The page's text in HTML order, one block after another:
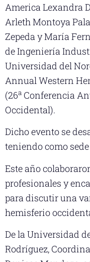
America Lexandra
Arleth Montoya
Zepeda y María
de Ingeniería
Universidad del
Annual Western
(26a Conferencia
Occidental).
Dicho evento se
teniendo como
Este año
profesionales y
para discutir una
hemisferio
De la Universidad
Rodríguez,